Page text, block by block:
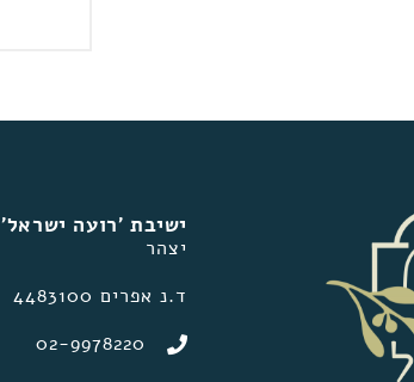
ישיבת ׳רועה ישראל׳
יצהר
ד.נ אפרים 4483100
02-9978220